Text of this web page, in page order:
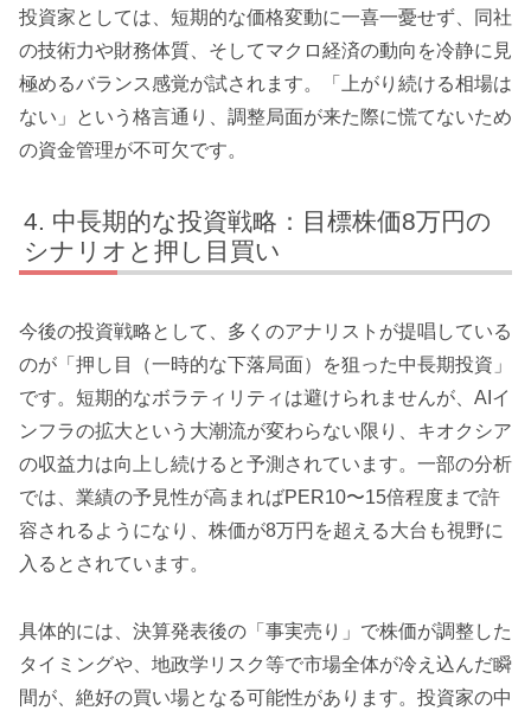
投資家としては、短期的な価格変動に一喜一憂せず、同社
の技術力や財務体質、そしてマクロ経済の動向を冷静に見
極めるバランス感覚が試されます。「上がり続ける相場は
ない」という格言通り、調整局面が来た際に慌てないため
の資金管理が不可欠です。
中長期的な投資戦略：目標株価8万円の
シナリオと押し目買い
今後の投資戦略として、多くのアナリストが提唱している
のが「押し目（一時的な下落局面）を狙った中長期投資」
です。短期的なボラティリティは避けられませんが、AIイ
ンフラの拡大という大潮流が変わらない限り、キオクシア
の収益力は向上し続けると予測されています。一部の分析
では、業績の予見性が高まればPER10〜15倍程度まで許
容されるようになり、株価が8万円を超える大台も視野に
入るとされています。
具体的には、決算発表後の「事実売り」で株価が調整した
タイミングや、地政学リスク等で市場全体が冷え込んだ瞬
間が、絶好の買い場となる可能性があります。投資家の中